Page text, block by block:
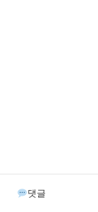
댓글